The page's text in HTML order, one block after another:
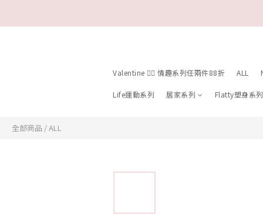
Valentine ❤️‍🔥 情趣系列任兩件88折 ALL
Life運動系列 居家系列 Flatty塑身系列
全部商品 /ALL